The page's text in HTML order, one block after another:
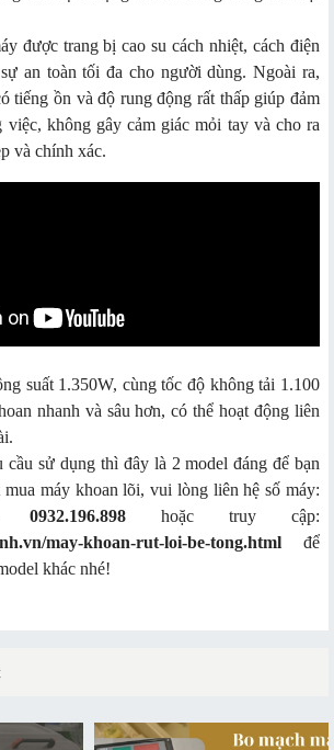
được trang bị cao su cách nhiệt, cách điện
an toàn tối đa cho người dùng. Ngoài ra,
tiếng ồn và độ rung động rất thấp giúp đảm
việc, không gây cảm giác mỏi tay và cho ra
và chính xác.
suất 1.350W, cùng tốc độ không tải 1.100
nhanh và sâu hơn, có thể hoạt động liên
cầu sử dụng thì đây là 2 model đáng để bạn
máy khoan lõi, vui lòng liên hệ số máy:
hoặc truy cập:
may-khoan-rut-loi-be-tong.html để
khác nhé!